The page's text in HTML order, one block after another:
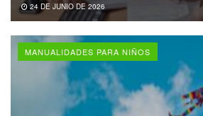
24 DE JUNIO DE 2026
MANUALIDADES PARA NIÑOS